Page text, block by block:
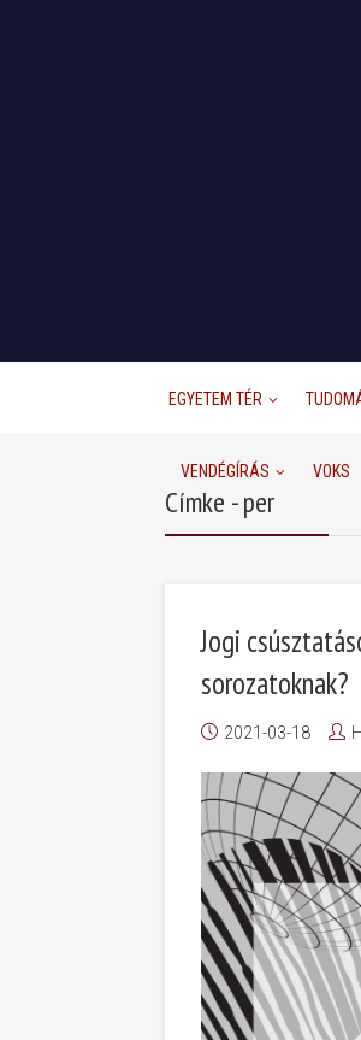
EGYETEM TÉR
VENDÉGÍRÁS VOKS
Címke - per
Jogi
sorozatoknak?
2021-03-18